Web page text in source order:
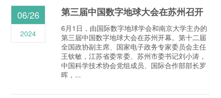
第三届中国数字地球大会在苏州召开
6月1日，由国际数字地球学会和南京大学主办的
第三届中国数字地球大会在苏州开幕。第十二届
全国政协副主席、国家电子政务专家委员会主任
王钦敏，江苏省委常委、苏州市委书记刘小涛，
中国科学技术协会党组成员、国际合作部部长罗
晖，...
06/26
2024